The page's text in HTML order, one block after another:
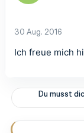
30 Aug. 2016
Ich freue mich
Du musst